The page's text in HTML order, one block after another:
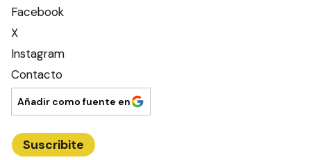
Facebook
X
Instagram
Contacto
Añadir como fuente en
Suscribite